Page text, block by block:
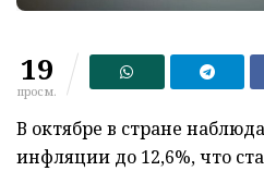
19
просм.
В октябре в стране
инфляции до 12,6%, что